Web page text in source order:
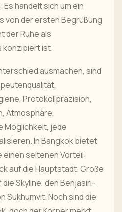
handelt sich um ein
von der ersten Begrüßung
der Ruhe als
konzipiert ist.
ausmachen, sind
Protokollpräzision,
Atmosphäre,
Möglichkeit, jede
In Bangkok bietet
seltenen Vorteil:
auf die Hauptstadt. Große
Skyline, den Benjasiri-
Sukhumvit. Noch sind die